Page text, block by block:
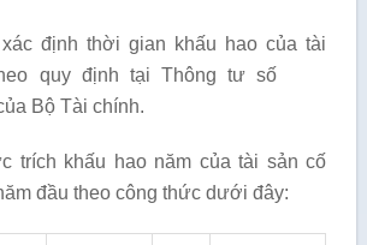
định thời gian khấu hao của tài
quy định tại Thông tư số
Bộ Tài chính.
trích khấu hao năm của tài sản cố
đầu theo công thức dưới đây: